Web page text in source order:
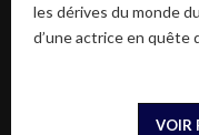
les dérives du monde
d’une actrice en quête
VOIR